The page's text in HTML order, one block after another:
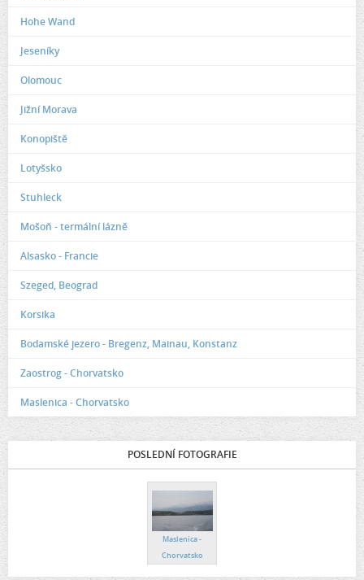
Hohe Wand
Jeseníky
Olomouc
Jižní Morava
Konopiště
Lotyšsko
Stuhleck
Mošoň - termální lázně
Alsasko - Francie
Szeged, Beograd
Korsika
Bodamské jezero - Bregenz, Mainau, Konstanz
Zaostrog - Chorvatsko
Maslenica - Chorvatsko
POSLEDNÍ FOTOGRAFIE
Maslenica -
Chorvatsko